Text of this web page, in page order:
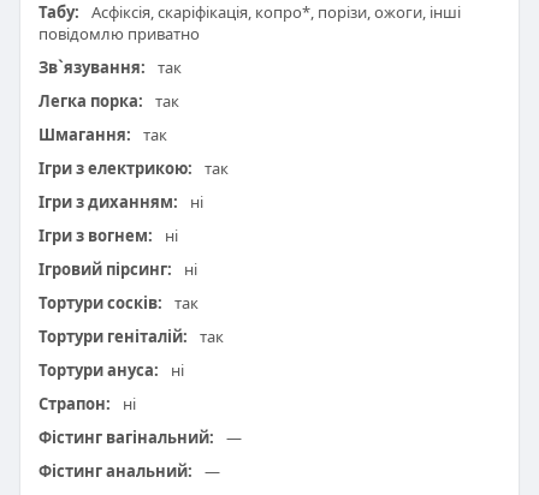
Табу:
Асфіксія, скаріфікація, копро*, порізи, ожоги, інші
повідомлю приватно
Зв`язування:
так
Легка порка:
так
Шмагання:
так
Ігри з електрикою:
так
Ігри з диханням:
ні
Ігри з вогнем:
ні
Ігровий пірсинг:
ні
Тортури сосків:
так
Тортури геніталій:
так
Тортури ануса:
ні
Страпон:
ні
Фістинг вагінальний:
—
Фістинг анальний:
—